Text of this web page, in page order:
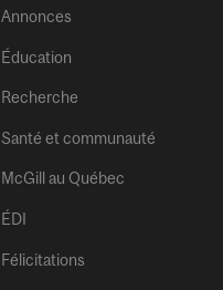
Annonces
Éducation
Recherche
Santé et communauté
McGill au Québec
ÉDI
Félicitations